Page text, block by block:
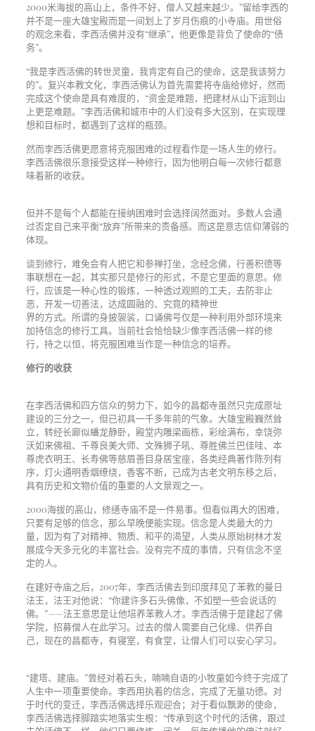
2000米海拔的高山上，条件不好，僧人又越来越少。”留给李西的
并不是一座大雄宝殿而是一间划上了岁月伤痕的小寺庙。用世俗
的观念来看，李西活佛并没有“继承”，他更像是背负了使命的“债
务”。
“我是李西活佛的转世灵童，我肯定有自己的使命，这是我该努力
的”。复兴本教文化，李西活佛认为首先需要将寺庙给修好，然而
完成这个使命是具有难度的，“资金是难题，把建材从山下运到山
上更是难题。”李西活佛和城市中的人们没有多大区别，在实现理
想和目标时，都遇到了这样的瓶颈。
然而李西活佛更愿意将克服困难的过程看作是一场人生的修行。
李西活佛很乐意接受这样一种修行，因为他明白每一次修行都意
味着新的收获。
但并不是每个人都能在接纳困难时会选择阔然面对。多数人会通
过否定自己来平衡“放弃”所带来的责备感。而这是意志信仰薄弱的
体现。
谈到修行，难免会有人把它和参禅打坐，念经念佛，行善积德等
事联想在一起，其实那只是修行的形式，不是它里面的意思。修
行，应该是一种心性的锻炼，一种透过观照的工夫，去防非止
恶，开发一切善法，达成圆融的、究竟的精神世
界的方式。所谓的身披袈裟，口诵佛号仅是一种利用外部环境来
加持信念的修行工具。当前社会恰恰缺少像李西活佛一样的修
行，持之以恒，将克服困难当作是一种信念的培养。
修行的收获
在李西活佛和四方信众的努力下，如今的昌都寺虽然只完成原址
建设的三分之一，但已初具一千多年前的气象。大雄宝殿巍然耸
立，转经长廊似蟠龙静卧，殿堂内雕梁画栋，彩绘满布，幸饶弥
沃如来佛祖、千尊良美大师、文殊狮子吼、尊胜佛兰巴佳哇、本
尊虎衣明王、长寿佛等慈眉善目身居宝座，各类经典著作陈列有
序，灯火通明香烟缭绕，香客不断，已成为古老文明东移之后，
具有历史和文物价值的重要的人文景观之一。
2000海拔的高山，修缮寺庙不是一件易事。但看似再大的困难，
只要有足够的信念，那么早晚便能实现。信念是人类最大的力
量，因为有了对精神、物质、和平的渴望，人类从原始树林才发
展成今天多元化的丰富社会。没有完不成的事情，只有信念不坚
定的人。
在建好寺庙之后，2007年，李西活佛去到印度拜见了苯教的曼日
法王，法王对他说：“你建许多石头佛像，不如塑一些会说话的
佛。”——法王意思是让他培养苯教人才。李西活佛于是建起了佛
学院，招募僧人在此学习。过去的僧人需要自己化缘、供养自
己，现在的昌都寺，有寝室，有食堂，让僧人们可以安心学习。
“建塔、建庙。”曾经对着石头，喃喃自语的小牧童如今终于完成了
人生中一项重要使命。李西用执着的信念，完成了无量功德。对
于时代的变迁，李西活佛选择乐观迎合；对于看似飘渺的使命，
李西活佛选择脚踏实地落实生根：“传承到这个时代的活佛，跟过